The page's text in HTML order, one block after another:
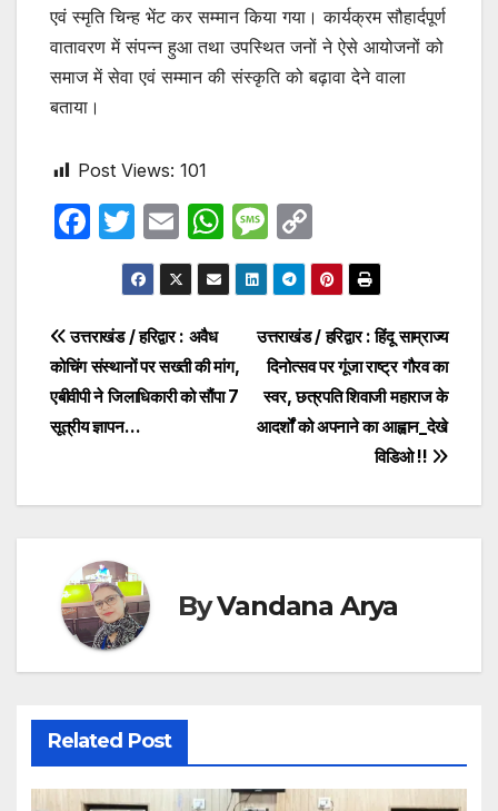
एवं स्मृति चिन्ह भेंट कर सम्मान किया गया। कार्यक्रम सौहार्दपूर्ण
वातावरण में संपन्न हुआ तथा उपस्थित जनों ने ऐसे आयोजनों को
समाज में सेवा एवं सम्मान की संस्कृति को बढ़ावा देने वाला
बताया।
Post Views: 101
F
e
b
o
o
T
w
itt
er
E
m
ail
W
h
at
A
p
M
e
s
s
a
g
e
o
p
y
Li
n
k
Post
navigation
उत्तराखंड / हरिद्वार : हिंदू साम्राज्य
दिनोत्सव पर गूंजा राष्ट्र गौरव का
स्वर, छत्रपति शिवाजी महाराज के
आदर्शों को अपनाने का आह्वान_देखे
विडिओ !!
उत्तराखंड / हरिद्वार : अवैध
कोचिंग संस्थानों पर सख्ती की मांग,
एबीवीपी ने जिलाधिकारी को सौंपा 7
सूत्रीय ज्ञापन…
ByVandana Arya
Related Post